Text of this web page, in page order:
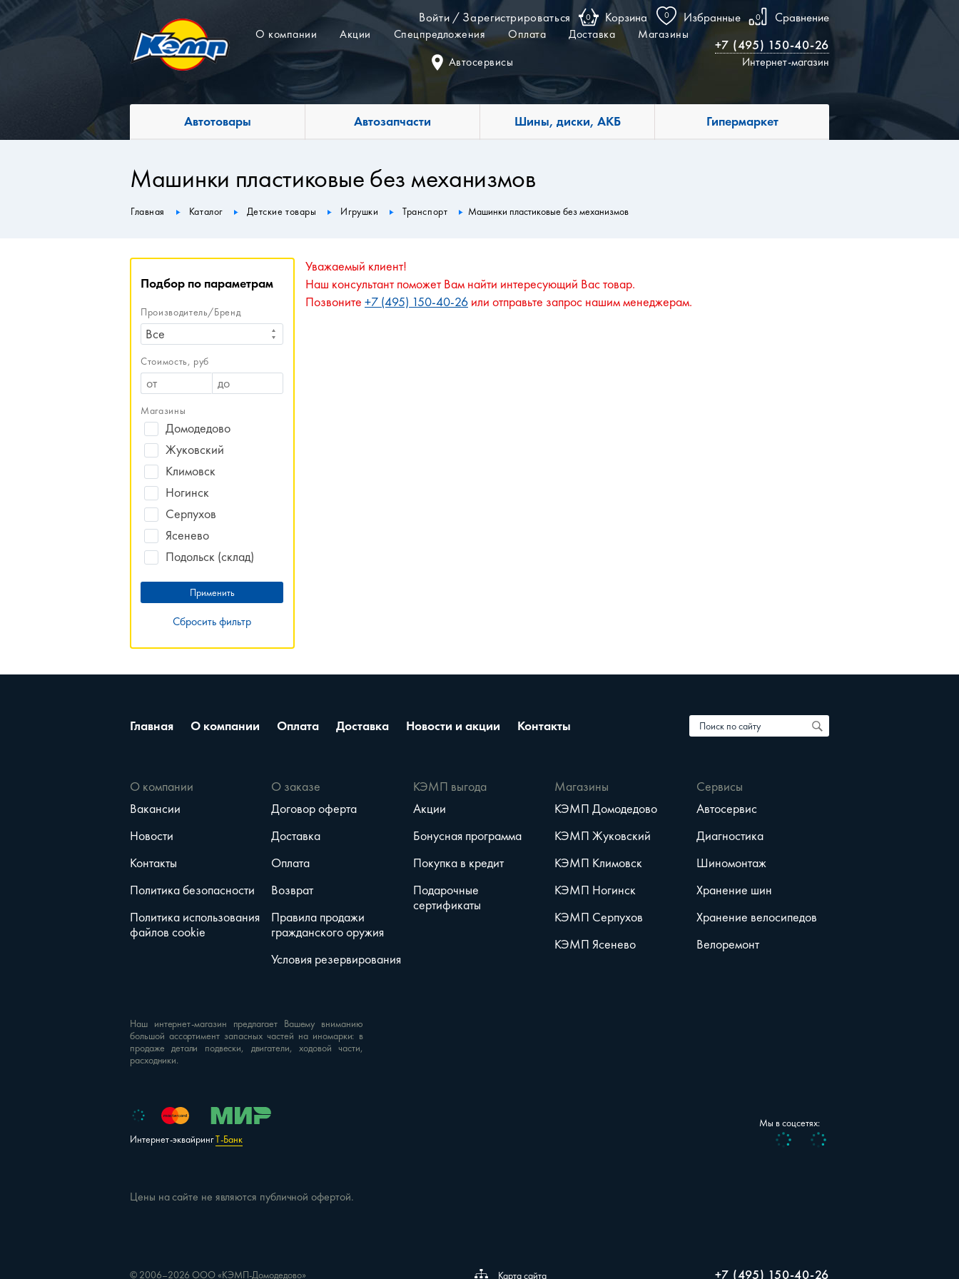
Войти / Зарегистрироваться 0 Корзина 0 Избранные 0 Сравнение
О компании Акции Спецпредложения Оплата Доставка Магазины
Автосервисы
+7 (495) 150-40-26
Интернет-магазин
Автотовары Автозапчасти Шины, диски, АКБ Гипермаркет
Машинки пластиковые без механизмов
Главная Каталог Детские товары Игрушки Транспорт Машинки пластиковые без механизмов
Подбор по параметрам
Производитель/Бренд
Все
Стоимость, руб
Магазины
Домодедово
Жуковский
Климовск
Ногинск
Серпухов
Ясенево
Подольск (склад)
Сбросить фильтр
Уважаемый клиент!
Наш консультант поможет Вам найти интересующий Вас товар.
Позвоните +7 (495) 150-40-26 или отправьте запрос нашим менеджерам.
Главная О компании Оплата Доставка Новости и акции Контакты
О компании
Вакансии
Новости
Контакты
Политика безопасности
Политика использования
файлов cookie
О заказе
Договор оферта
Доставка
Оплата
Возврат
Правила продажи
гражданского оружия
Условия резервирования
КЭМП выгода
Акции
Бонусная программа
Покупка в кредит
Подарочные
сертификаты
Магазины
КЭМП Домодедово
КЭМП Жуковский
КЭМП Климовск
КЭМП Ногинск
КЭМП Серпухов
КЭМП Ясенево
Сервисы
Автосервис
Диагностика
Шиномонтаж
Хранение шин
Хранение велосипедов
Велоремонт
Наш интернет-магазин предлагает Вашему вниманию
большой ассортимент запасных частей на иномарки: в
продаже детали подвески, двигатели, ходовой части,
расходники.
Интернет-эквайрингТ-Банк
Мы в соцсетях:
Vk Telegram
Цены на сайте не являются публичной офертой.
© 2006–2026 ООО «КЭМП-Домодедово» Карта сайта +7 (495) 150-40-26